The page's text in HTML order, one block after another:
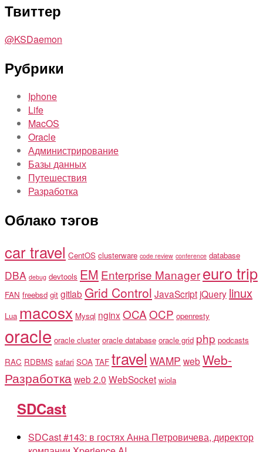
Твиттер
@KSDaemon
Рубрики
Iphone
Life
MacOS
Oracle
Администрирование
Базы данных
Путешествия
Разработка
Облако тэгов
car travel CentOS clusterware code review conference database
DBA debug devtools EM Enterprise Managereuro trip
FAN freebsd git gitlab Grid Control JavaScript jQuery linux
Lua macosx Mysql nginx OCAOCP openresty
oracle oracle cluster oracle database oracle grid php podcasts
RAC RDBMS safari SOA TAF travel WAMP web Web-
Разработкаweb 2.0 WebSocket wiola
SDCast
SDCast #143: в гостях Анна Петровичева, директор